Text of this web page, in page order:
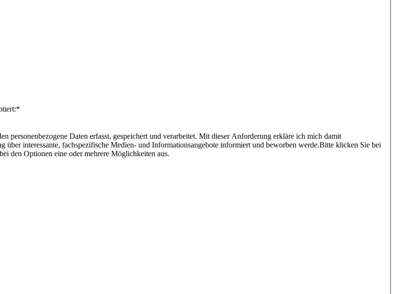
*
Daten erfasst, gespeichert und verarbeitet. Mit dieser Anforderung erkläre ich mich damit
interessante, fachspezifische Medien- und Informationsangebote informiert und beworben werde.Bitte klicken Sie bei
den Optionen eine oder mehrere Möglichkeiten aus.